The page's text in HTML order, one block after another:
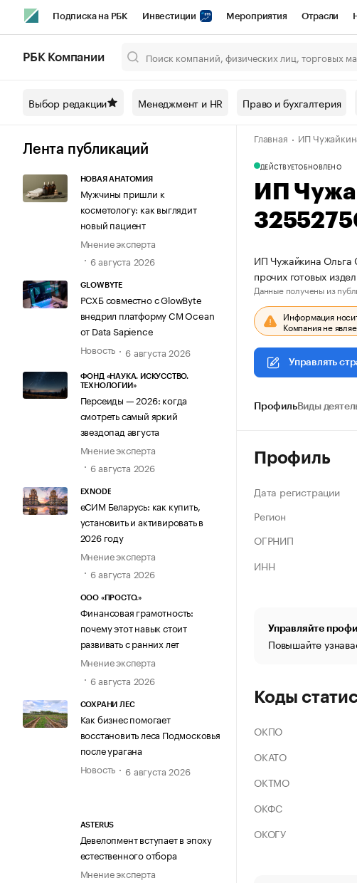
Подписка на РБК Инвестиции Мероприятия Отрасли
Спецпроекты СПб Конференции СПб Спецпроекты
Технологии и медиа Рынок наличной валюты
РБК Компании
Выбор редакции Менеджмент и HR Право и бухгалтерия
Лента публикаций
НОВАЯ АНАТОМИЯ
Мужчины пришли к
косметологу: как выглядит
новый пациент
Мнение эксперта
6 августа 2026
GLOWBYTE
РСХБ совместно с GlowByte
внедрил платформу CM Ocean
от Data Sapience
Новость
6 августа 2026
ФОНД «НАУКА. ИСКУССТВО.
ТЕХНОЛОГИИ»
Персеиды — 2026: когда
смотреть самый яркий
звездопад августа
Мнение эксперта
6 августа 2026
EXNODE
еСИМ Беларусь: как купить,
установить и активировать в
2026 году
Мнение эксперта
6 августа 2026
ООО «ПРОСТО.»
Финансовая грамотность:
почему этот навык стоит
развивать с ранних лет
Мнение эксперта
6 августа 2026
СОХРАНИ ЛЕС
Как бизнес помогает
восстановить леса Подмосковья
после урагана
Новость
6 августа 2026
ASTERUS
Девелопмент вступает в эпоху
естественного отбора
Мнение эксперта
Главная ИП
ДЕЙСТВУЕТОБНОВЛЕНО
ИП
ИП Чужайкина Ольга
прочих готовых
Данные получены из
Информация
Компания не
Управлять
ПрофильВиды
Профиль
Дата регистрации
Регион
ОГРНИП
ИНН
Управляйте
Повышайте
Коды
ОКПО
ОКАТО
ОКТМО
ОКФС
ОКОГУ